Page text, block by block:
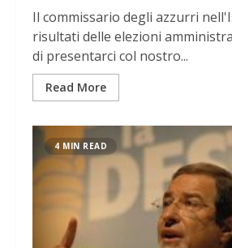
Il commissario degli azzurri
risultati delle elezioni
di presentarci col nostro...
Read More
4 MIN READ